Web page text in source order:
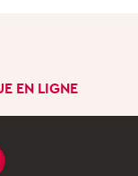
EN LIGNE